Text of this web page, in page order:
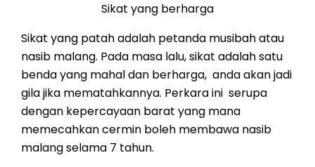
Sikat yang berharga
Sikat yang patah adalah petanda musibah atau
nasib malang. Pada masa lalu, sikat adalah satu
benda yang mahal dan berharga, anda akan jadi
gila jika mematahkannya. Perkara ini serupa
dengan kepercayaan barat yang mana
memecahkan cermin boleh membawa nasib
malang selama 7 tahun.